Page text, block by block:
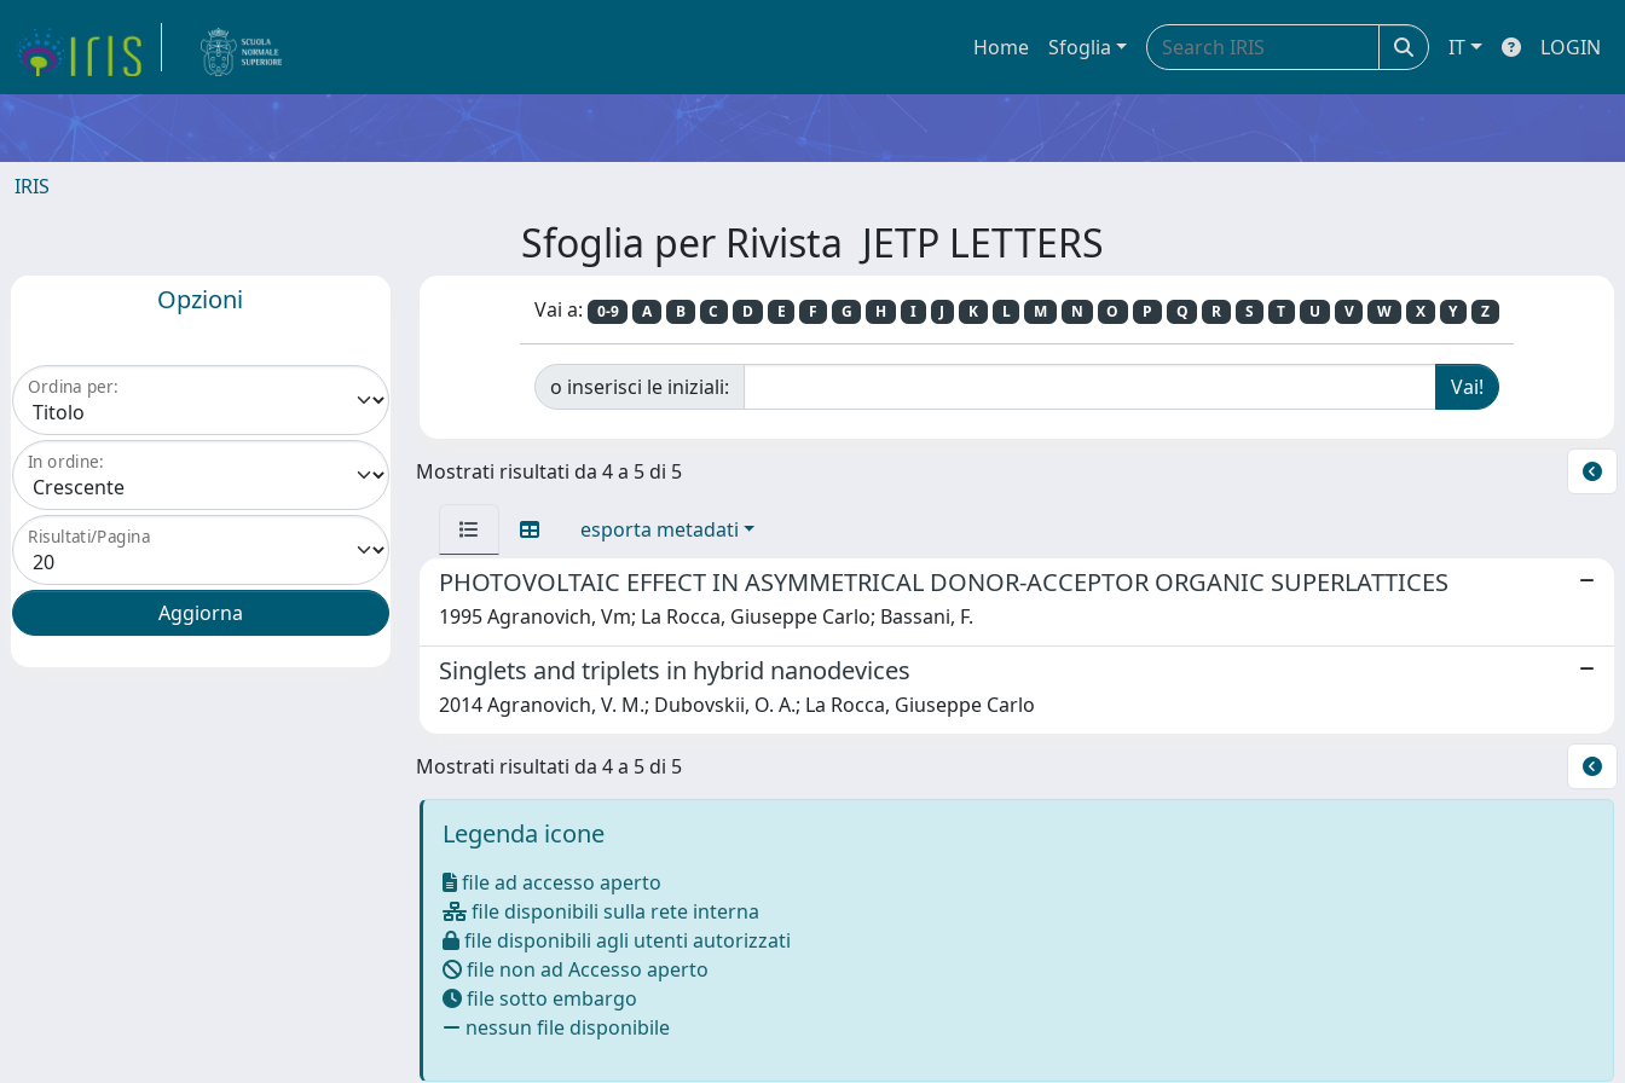
Home Sfoglia IT LOGIN
IRIS
Sfoglia per Rivista JETP LETTERS
Opzioni
Ordina per:
In ordine:
Risultati/Pagina
Vai a: 0-9 A B C D E F G H I J K L M N O P Q R S T U V W X Y Z
o inserisci le iniziali:
Mostrati risultati da 4 a 5 di 5
esporta metadati
PHOTOVOLTAIC EFFECT IN ASYMMETRICAL DONOR-ACCEPTOR ORGANIC SUPERLATTICES
1995 Agranovich, Vm; La Rocca, Giuseppe Carlo; Bassani, F.
Singlets and triplets in hybrid nanodevices
2014 Agranovich, V. M.; Dubovskii, O. A.; La Rocca, Giuseppe Carlo
Mostrati risultati da 4 a 5 di 5
Legenda icone
file ad accesso aperto
file disponibili sulla rete interna
file disponibili agli utenti autorizzati
file non ad Accesso aperto
file sotto embargo
nessun file disponibile